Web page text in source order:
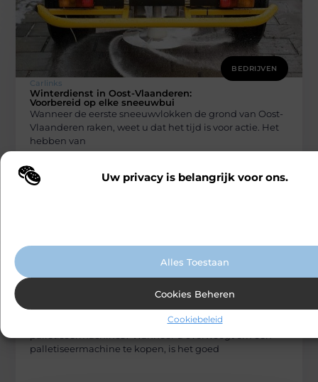
Uw privacy is belangrijk voor ons.
Wij maken gebruik van cookies en vergelijkbare technologieën om te
Alles Toestaan
Cookies Beheren
Cookiebeleid
BEDRIJVEN
Carlinks
Winterdienst in Oost-Vlaanderen:
Voorbereid op elke sneeuwbui
Wanneer de eerste sneeuwvlokken de grond van Oost-
Vlaanderen raken, weet u dat het tijd is voor actie. Het
hebben van
Palletiseermachine kopen en de functie
Bent u bekend met de intrigerende wereld van
palletiseermachines? Wanneer u overweegt om een
palletiseermachine te kopen, is het goed